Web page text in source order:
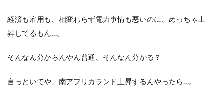
経済も雇用も、相変わらず電力事情も悪いのに、めっちゃ上
昇してるもん…。
そんなん分からんやん普通、そんなん分かる？
言っといてや、南アフリカランド上昇するんやったら…。